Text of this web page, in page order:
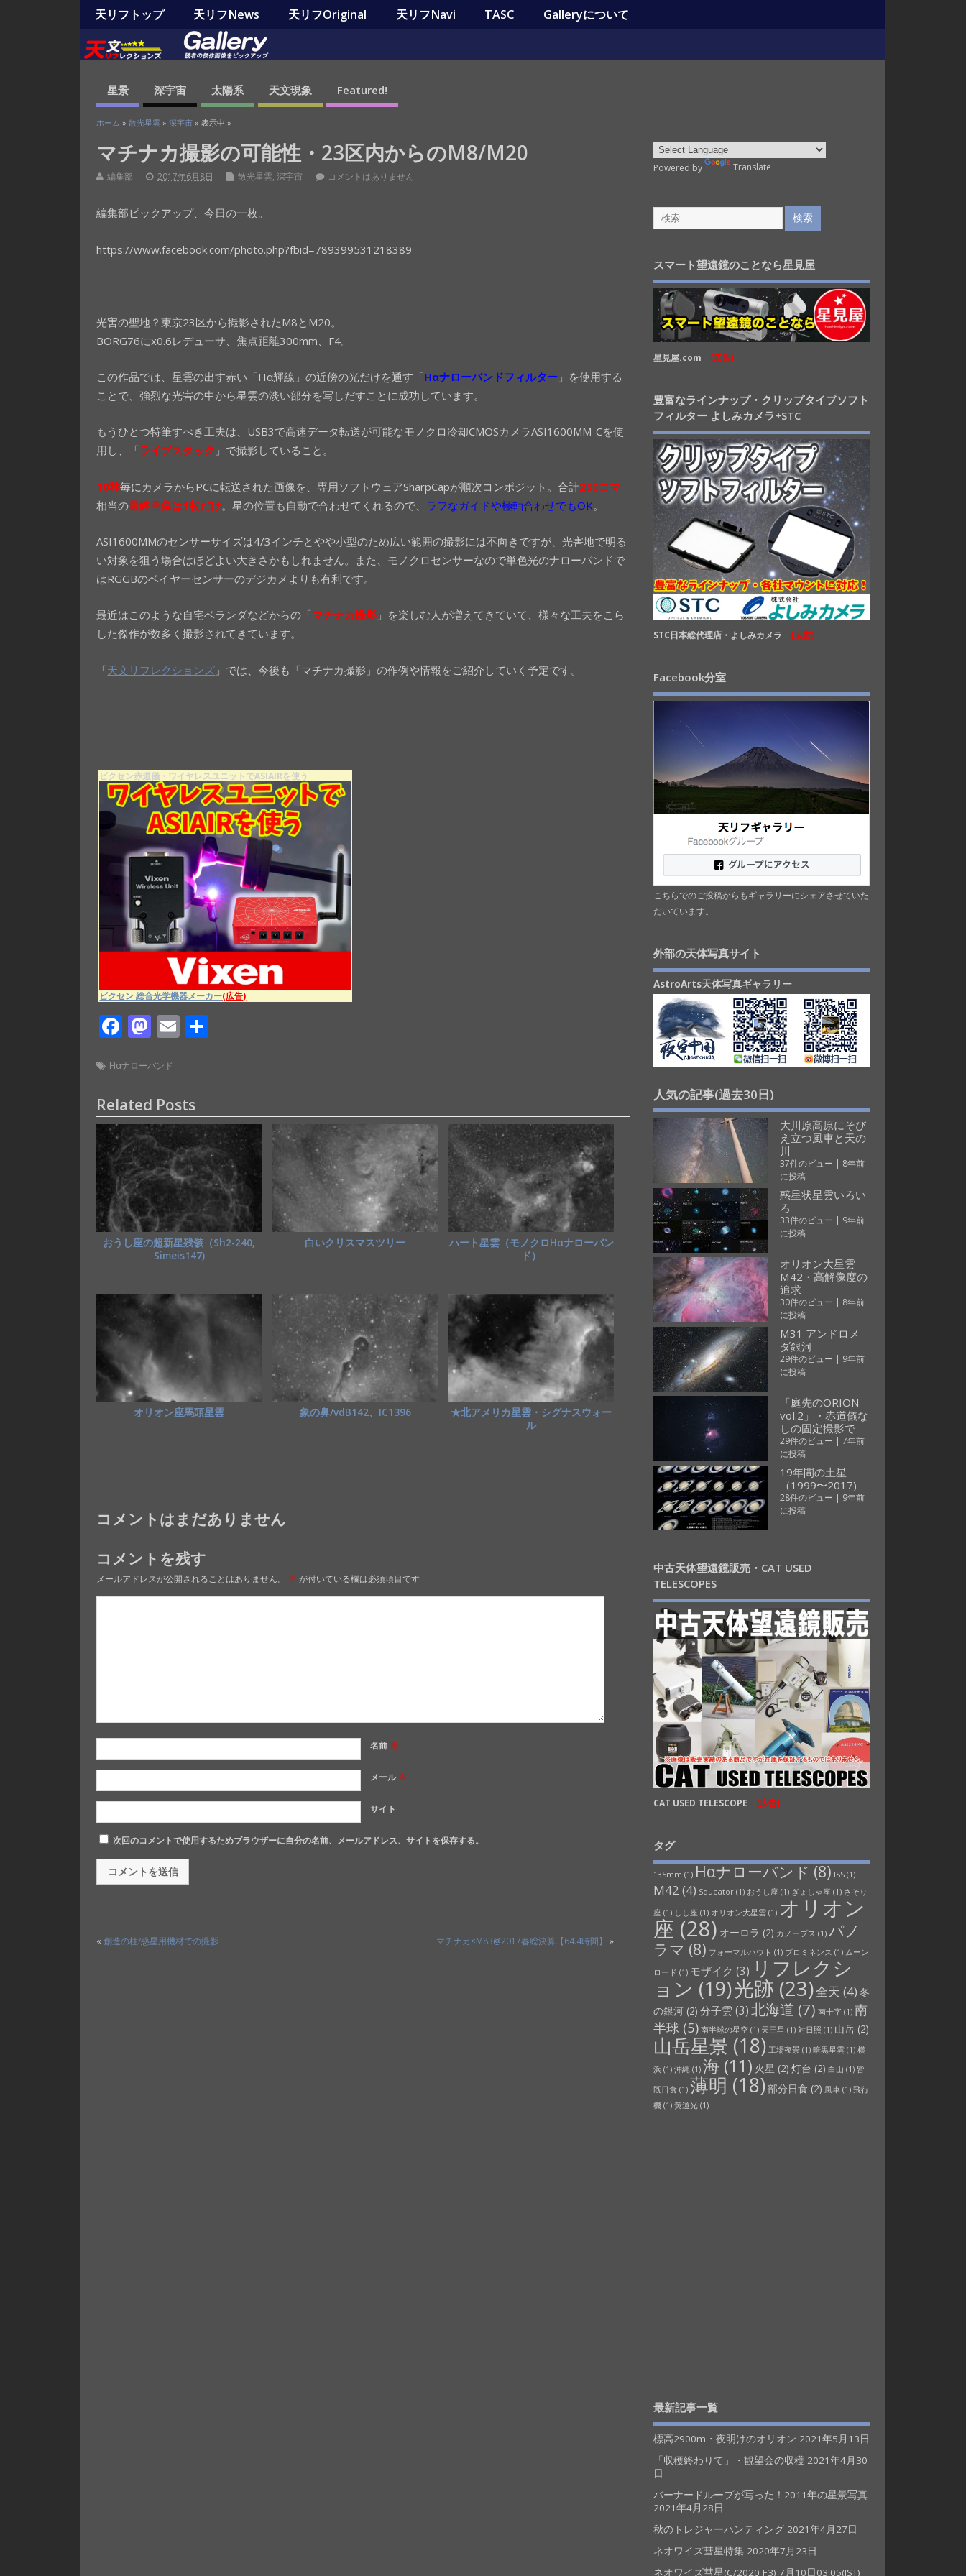
天リフトップ 天リフNews 天リフOriginal 天リフNavi TASC Galleryについて
星景 深宇宙 太陽系 天文現象 Featured!
ホーム »散光星雲 »深宇宙 » 表示中 »
マチナカ撮影の可能性・23区内からのM8/M20
編集部 2017年6月8日 散光星雲,深宇宙 コメントはありません
編集部ピックアップ、今日の一枚。
https://www.facebook.com/photo.php?fbid=789399531218389
光害の聖地？東京23区から撮影されたM8とM20。
BORG76にx0.6レデューサ、焦点距離300mm、F4。
この作品では、星雲の出す赤い「Hα輝線」の近傍の光だけを通す「Hαナローバンドフィルター 」を使用する
ことで、強烈な光害の中から星雲の淡い部分を写しだすことに成功しています。
もうひとつ特筆すべき工夫は、USB3で高速データ転送が可能なモノクロ冷却CMOSカメラASI1600MM-Cを使
用し、「ライブスタック 」で撮影していること。
10秒毎にカメラからPCに転送された画像を、専用ソフトウェアSharpCapが順次コンポジット。合計250コマ
相当の最終画像は1枚だけ。星の位置も自動で合わせてくれるので、 ラフなガイドや極軸合わせでもOK。
ASI1600MMのセンサーサイズは4/3インチとやや小型のため広い範囲の撮影には不向きですが、光害地で明る
い対象を狙う場合はほどよい大きさかもしれません。また、モノクロセンサーなので単色光のナローバンドで
はRGGBのベイヤーセンサーのデジカメよりも有利です。
最近はこのような自宅ベランダなどからの「マチナカ撮影 」を楽しむ人が増えてきていて、様々な工夫をこら
した傑作が数多く撮影されてきています。
「天文リフレクションズ 」では、今後も「マチナカ撮影」の作例や情報をご紹介していく予定です。
ビクセン赤道儀・ワイヤレスユニットでASIAIRを使う
ビクセン 総合光学機器メーカー(広告)
F
e
b
o
o
k
M
to
d
o
n
E
l
Hαナローバンド
Related Posts
おうし座の超新星残骸（Sh2-240,
Simeis147)
白いクリスマスツリー
ハート星雲（モノクロHαナローバン
ド）
オリオン座馬頭星雲 象の鼻/vdB142、IC1396
★北アメリカ星雲・シグナスウォー
ル
コメントはまだありません
コメントを残す
メールアドレスが公開されることはありません。 ※ が付いている欄は必須項目です
名前 ※
メール※
サイト
次回のコメントで使用するためブラウザーに自分の名前、メールアドレス、サイトを保存する。
«創造の柱/惑星用機材での撮影 マチナカ×M83@2017春総決算【64.4時間】 »
Powered by Translate
スマート望遠鏡のことなら星見屋
星見屋.com (広告)
豊富なラインナップ・クリップタイプソフト
フィルター よしみカメラ+STC
STC日本総代理店・よしみカメラ (広告)
Facebook分室
こちらでのご投稿からもギャラリーにシェアさせていた
だいています。
外部の天体写真サイト
AstroArts天体写真ギャラリー
人気の記事(過去30日)
大川原高原にそび
え立つ風車と天の
川
37件のビュー | 8年前
に投稿
惑星状星雲いろい
ろ
33件のビュー | 9年前
に投稿
オリオン大星雲
M42・高解像度の
追求
30件のビュー | 8年前
に投稿
M31 アンドロメ
ダ銀河
29件のビュー | 9年前
に投稿
「庭先のORION
vol.2」・赤道儀な
しの固定撮影で
29件のビュー | 7年前
に投稿
19年間の土星
（1999〜2017)
28件のビュー | 9年前
に投稿
中古天体望遠鏡販売・CAT USED
TELESCOPES
CAT USED TELESCOPE (広告)
タグ
135mm (1) Hαナローバンド (8) ISS(1)
M42 (4) Squeator(1) おうし座 (1) ぎょしゃ座 (1) さそり
座 (1) しし座 (1) オリオン大星雲(1) オリオン
座 (28) オーロラ (2) カノープス (1) パノ
ラマ (8) フォーマルハウト (1) プロミネンス (1) ムーン
ロード (1) モザイク (3) リフレクシ
ョン (19)光跡 (23)全天 (4) 冬
の銀河(2) 分子雲 (3)北海道 (7) 南十字(1) 南
半球 (5) 南半球の星空(1) 天王星 (1) 対日照 (1) 山岳(2)
山岳星景 (18) 工場夜景(1) 暗黒星雲(1) 横
浜(1) 沖縄(1) 海 (11) 火星 (2) 灯台 (2) 白山 (1) 皆
既日食 (1) 薄明 (18)部分日食 (2) 風車(1) 飛行
機(1) 黄道光(1)
最新記事一覧
標高2900m・夜明けのオリオン 2021年5月13日
「収穫終わりて」・観望会の収穫 2021年4月30
日
バーナードループが写った！2011年の星景写真
2021年4月28日
秋のトレジャーハンティング 2021年4月27日
ネオワイズ彗星特集 2020年7月23日
ネオワイズ彗星(C/2020 F3) 7月10日03:05(JST)